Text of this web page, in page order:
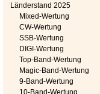
Länderstand 2025
Mixed-Wertung
CW-Wertung
SSB-Wertung
DIGI-Wertung
Top-Band-Wertung
Magic-Band-Wertung
9-Band-Wertung